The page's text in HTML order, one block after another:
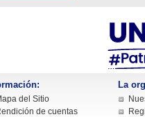
del Sitio
de cuentas
La